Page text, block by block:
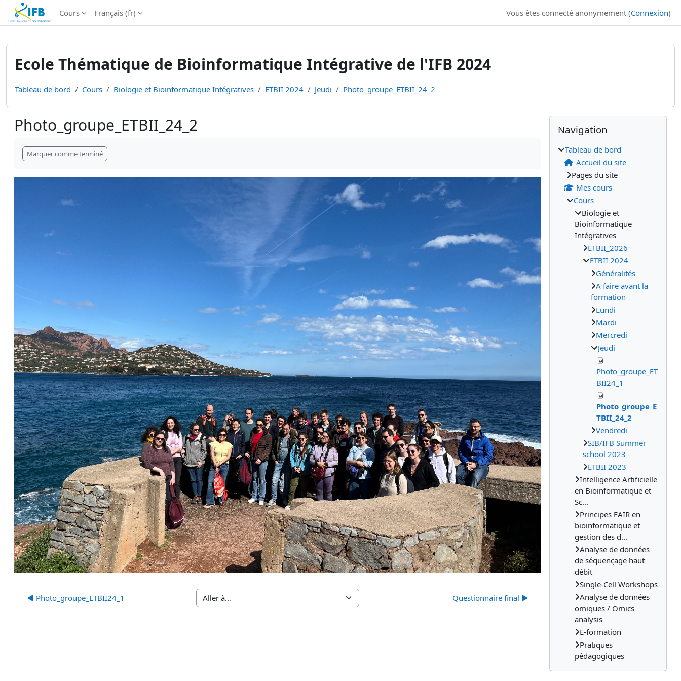
Institut Français de Bioinformatique - Les formations
Passer au contenu principal
Cours Français ‎(fr)‎ Vous êtes connecté anonymement (Connexion)
Ecole Thématique de Bioinformatique Intégrative de l'IFB 2024
Tableau de bord Cours Biologie et Bioinformatique Intégratives ETBII 2024 Jeudi Photo_groupe_ETBII_24_2
Photo_groupe_ETBII_24_2
Marquer comme terminé
◀︎ Photo_groupe_ETBII24_1 Aller à… Questionnaire final ▶︎
Blocs
Blocs
Passer Navigation
Navigation
Tableau de bord
Accueil du site
Pages du site
Mes cours
Cours
Biologie et
Bioinformatique
Intégratives
ETBII_2026
ETBII 2024
Généralités
A faire avant la
formation
Lundi
Mardi
Mercredi
Jeudi
Photo_groupe_ET
BII24_1
Photo_groupe_E
TBII_24_2
Vendredi
SIB/IFB Summer
school 2023
ETBII 2023
Intelligence Artificielle
en Bioinformatique et
Sc...
Principes FAIR en
bioinformatique et
gestion des d...
Analyse de données
de séquençage haut
débit
Single-Cell Workshops
Analyse de données
omiques / Omics
analysis
E-formation
Pratiques
pédagogiques